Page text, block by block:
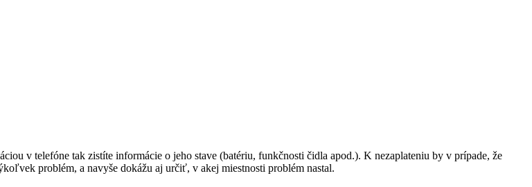
v telefóne tak zistíte informácie o jeho stave (batériu, funkčnosti čidla apod.). K nezaplateniu by v prípade, že
problém, a navyše dokážu aj určiť, v akej miestnosti problém nastal.